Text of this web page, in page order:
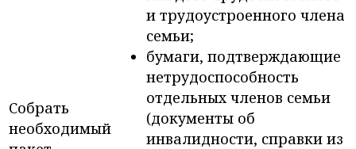
Собрать
необходимый
и трудоустроенного члена
семьи;
бумаги, подтверждающие
нетрудоспособность
отдельных членов семьи
(документы об
инвалидности, справки из